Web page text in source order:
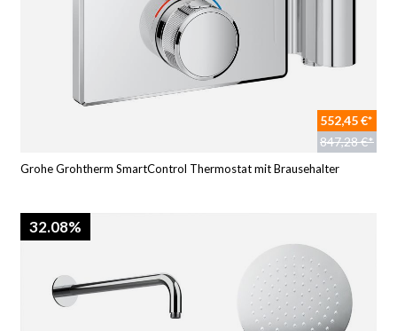
552,45 €*
847,28 €*
Grohe Grohtherm SmartControl Thermostat mit Brausehalter
32.08%